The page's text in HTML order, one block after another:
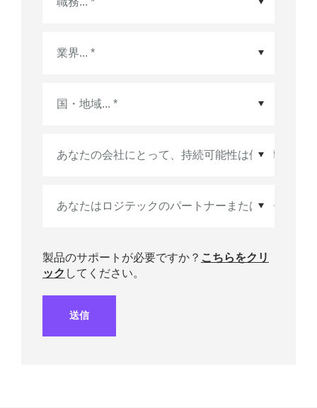
国・地域
製品のサポートが必要ですか？ こちらをクリ
ック してください。
送信